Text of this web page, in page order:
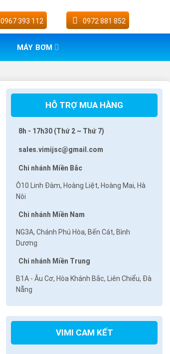
0967 393 112 0972 881 852
MÁY BƠM
HỖ TRỢ MUA HÀNG
8h - 17h30 (Thứ 2 ~ Thứ 7)
sales.vimijsc@gmail.com
Chi nhánh Miền Bắc
Ô10 Linh Đàm, Hoàng Liệt, Hoàng Mai, Hà
Nôi
Chi nhánh Miền Nam
NG3A, Chánh Phú Hòa, Bến Cát, Bình
Dương
Chi nhánh Miền Trung
B1A - Âu Cơ, Hòa Khánh Bắc, Liên Chiểu, Đà
Nẵng
VIMI CAM KẾT